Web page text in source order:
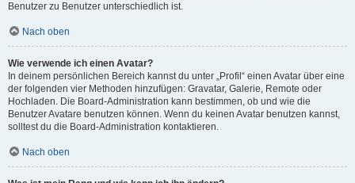
Benutzer zu Benutzer unterschiedlich ist.
Nach oben
Wie verwende ich einen Avatar?
In deinem persönlichen Bereich kannst du unter „Profil“ einen Avatar über eine
der folgenden vier Methoden hinzufügen: Gravatar, Galerie, Remote oder
Hochladen. Die Board-Administration kann bestimmen, ob und wie die
Benutzer Avatare benutzen können. Wenn du keinen Avatar benutzen kannst,
solltest du die Board-Administration kontaktieren.
Nach oben